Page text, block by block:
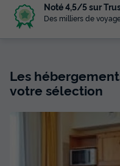
Noté 4,5/5 sur
Des milliers de
Les
votre sélection